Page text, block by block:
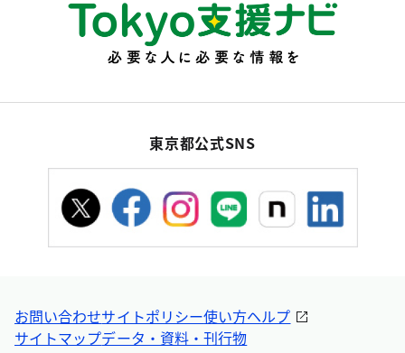
東京都公式SNS
お問い合わせサイトポリシー使い方ヘルプ
サイトマップデータ・資料・刊行物